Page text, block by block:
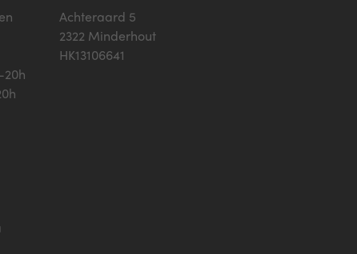
20h
Achteraard 5
2322 Minderhout
HK13106641